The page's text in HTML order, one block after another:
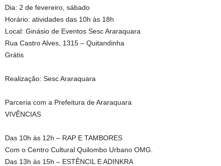
Dia: 2 de fevereiro, sábado
Horário: atividades das 10h às 18h
Local: Ginásio de Eventos Sesc Araraquara
Rua Castro Alves, 1315 – Quitandinha
Grátis
Realização: Sesc Araraquara
Parceria com a Prefeitura de Araraquara
VIVÊNCIAS
Das 10h às 12h – RAP E TAMBORES
Com o Centro Cultural Quilombo Urbano OMG.
Das 13h às 15h – ESTÊNCIL E ADINKRA